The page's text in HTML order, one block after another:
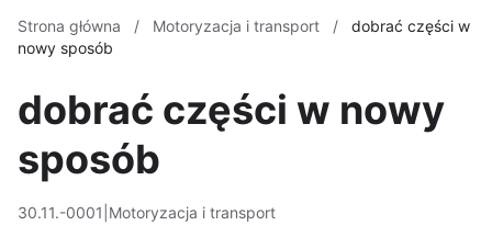
Strona główna / Motoryzacja i transport /
dobrać części w
nowy sposób
dobrać części w nowy
sposób
30.11.-0001 Motoryzacja i transport